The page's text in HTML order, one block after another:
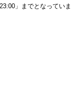
」までとなっていま